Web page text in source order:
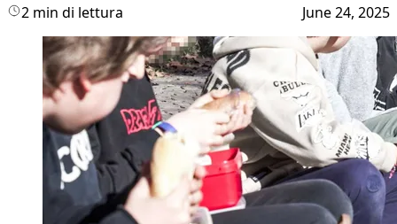
2 min di lettura June 24, 2025